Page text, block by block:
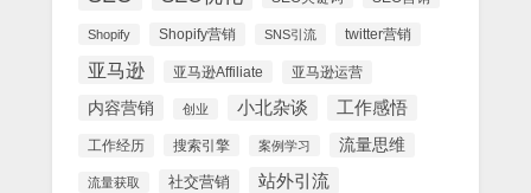
Shopify Shopify营销 SNS引流 twitter营销
亚马逊 亚马逊Affiliate 亚马逊运营
内容营销 创业 小北杂谈 工作感悟
工作经历 搜索引擎 案例学习 流量思维
流量获取 社交营销 站外引流